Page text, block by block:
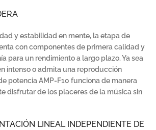
y estabilidad en mente, la etapa de
con componentes de primera calidad y
para un rendimiento a largo plazo. Ya sea
intenso o admita una reproducción
potencia AMP-F10 funciona de manera
disfrutar de los placeres de la música sin
LINEAL INDEPENDIENTE DE